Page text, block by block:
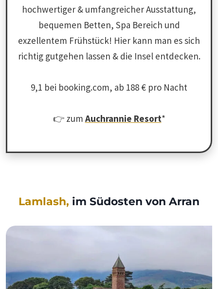
hochwertiger & umfangreicher Ausstattung,
bequemen Betten, Spa Bereich und
exzellentem Frühstück! Hier kann man es sich
richtig gutgehen lassen & die Insel entdecken.
9,1 bei booking.com, ab 188 € pro Nacht
👉 zum Auchrannie Resort*
Lamlash, im Südosten von Arran